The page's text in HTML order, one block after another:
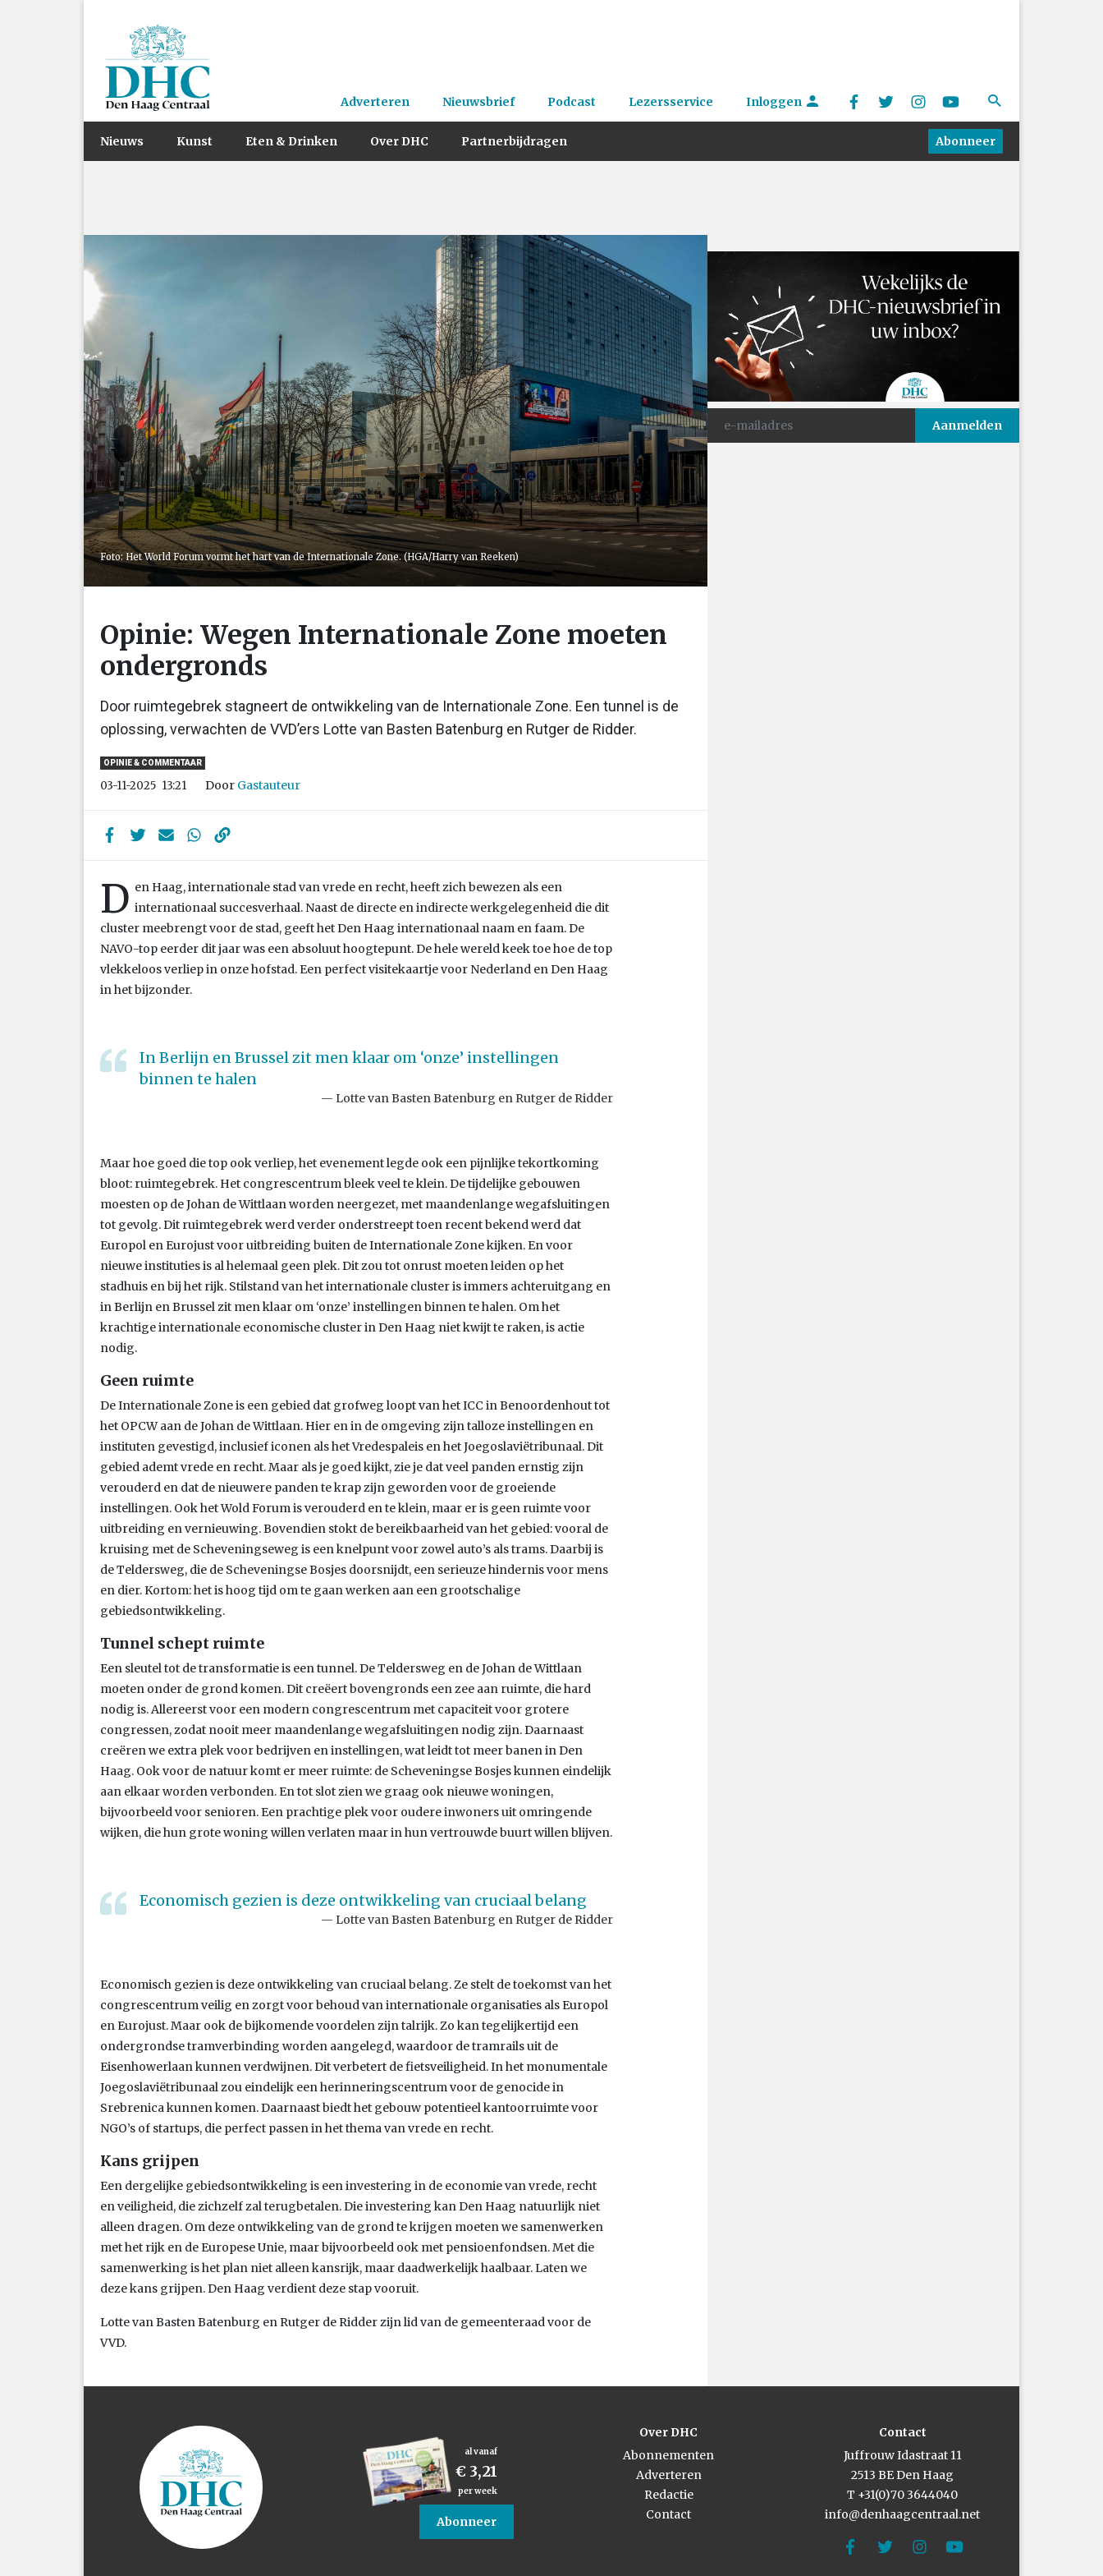
Adverteren Nieuwsbrief Podcast Lezersservice Inloggen
Nieuws Kunst Eten & Drinken Over DHC Partnerbijdragen Abonneer
Foto: Het World Forum vormt het hart van de Internationale Zone. (HGA/Harry van Reeken)
Opinie: Wegen Internationale Zone moeten
ondergronds
Door ruimtegebrek stagneert de ontwikkeling van de Internationale Zone. Een tunnel is de
oplossing, verwachten de VVD’ers Lotte van Basten Batenburg en Rutger de Ridder.
OPINIE & COMMENTAAR
03-11-2025 13:21 Door Gastauteur
D en Haag, internationale stad van vrede en recht, heeft zich bewezen als een
internationaal succesverhaal. Naast de directe en indirecte werkgelegenheid die dit
cluster meebrengt voor de stad, geeft het Den Haag internationaal naam en faam. De
NAVO-top eerder dit jaar was een absoluut hoogtepunt. De hele wereld keek toe hoe de top
vlekkeloos verliep in onze hofstad. Een perfect visitekaartje voor Nederland en Den Haag
in het bijzonder.
In Berlijn en Brussel zit men klaar om ‘onze’ instellingen
binnen te halen
Lotte van Basten Batenburg en Rutger de Ridder
Maar hoe goed die top ook verliep, het evenement legde ook een pijnlijke tekortkoming
bloot: ruimtegebrek. Het congrescentrum bleek veel te klein. De tijdelijke gebouwen
moesten op de Johan de Wittlaan worden neergezet, met maandenlange wegafsluitingen
tot gevolg. Dit ruimtegebrek werd verder onderstreept toen recent bekend werd dat
Europol en Eurojust voor uitbreiding buiten de Internationale Zone kijken. En voor
nieuwe instituties is al helemaal geen plek. Dit zou tot onrust moeten leiden op het
stadhuis en bij het rijk. Stilstand van het internationale cluster is immers achteruitgang en
in Berlijn en Brussel zit men klaar om ‘onze’ instellingen binnen te halen. Om het
krachtige internationale economische cluster in Den Haag niet kwijt te raken, is actie
nodig.
Geen ruimte
De Internationale Zone is een gebied dat grofweg loopt van het ICC in Benoordenhout tot
het OPCW aan de Johan de Wittlaan. Hier en in de omgeving zijn talloze instellingen en
instituten gevestigd, inclusief iconen als het Vredespaleis en het Joegoslaviëtribunaal. Dit
gebied ademt vrede en recht. Maar als je goed kijkt, zie je dat veel panden ernstig zijn
verouderd en dat de nieuwere panden te krap zijn geworden voor de groeiende
instellingen. Ook het Wold Forum is verouderd en te klein, maar er is geen ruimte voor
uitbreiding en vernieuwing. Bovendien stokt de bereikbaarheid van het gebied: vooral de
kruising met de Scheveningseweg is een knelpunt voor zowel auto’s als trams. Daarbij is
de Teldersweg, die de Scheveningse Bosjes doorsnijdt, een serieuze hindernis voor mens
en dier. Kortom: het is hoog tijd om te gaan werken aan een grootschalige
gebiedsontwikkeling.
Tunnel schept ruimte
Een sleutel tot de transformatie is een tunnel. De Teldersweg en de Johan de Wittlaan
moeten onder de grond komen. Dit creëert bovengronds een zee aan ruimte, die hard
nodig is. Allereerst voor een modern congrescentrum met capaciteit voor grotere
congressen, zodat nooit meer maandenlange wegafsluitingen nodig zijn. Daarnaast
creëren we extra plek voor bedrijven en instellingen, wat leidt tot meer banen in Den
Haag. Ook voor de natuur komt er meer ruimte: de Scheveningse Bosjes kunnen eindelijk
aan elkaar worden verbonden. En tot slot zien we graag ook nieuwe woningen,
bijvoorbeeld voor senioren. Een prachtige plek voor oudere inwoners uit omringende
wijken, die hun grote woning willen verlaten maar in hun vertrouwde buurt willen blijven.
Economisch gezien is deze ontwikkeling van cruciaal belang
Lotte van Basten Batenburg en Rutger de Ridder
Economisch gezien is deze ontwikkeling van cruciaal belang. Ze stelt de toekomst van het
congrescentrum veilig en zorgt voor behoud van internationale organisaties als Europol
en Eurojust. Maar ook de bijkomende voordelen zijn talrijk. Zo kan tegelijkertijd een
ondergrondse tramverbinding worden aangelegd, waardoor de tramrails uit de
Eisenhowerlaan kunnen verdwijnen. Dit verbetert de fietsveiligheid. In het monumentale
Joegoslaviëtribunaal zou eindelijk een herinneringscentrum voor de genocide in
Srebrenica kunnen komen. Daarnaast biedt het gebouw potentieel kantoorruimte voor
NGO’s of startups, die perfect passen in het thema van vrede en recht.
Kans grijpen
Een dergelijke gebiedsontwikkeling is een investering in de economie van vrede, recht
en veiligheid, die zichzelf zal terugbetalen. Die investering kan Den Haag natuurlijk niet
alleen dragen. Om deze ontwikkeling van de grond te krijgen moeten we samenwerken
met het rijk en de Europese Unie, maar bijvoorbeeld ook met pensioenfondsen. Met die
samenwerking is het plan niet alleen kansrijk, maar daadwerkelijk haalbaar. Laten we
deze kans grijpen. Den Haag verdient deze stap vooruit.
Lotte van Basten Batenburg en Rutger de Ridder zijn lid van de gemeenteraad voor de
VVD.
al vanaf
€ 3,21
per week
Abonneer
Over DHC
Abonnementen
Adverteren
Redactie
Contact
Contact
Juffrouw Idastraat 11
2513 BE Den Haag
T +31(0)70 3644040
info@denhaagcentraal.net